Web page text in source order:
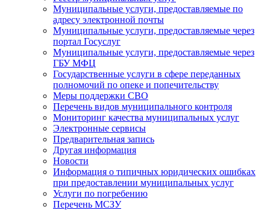
Муниципальные услуги, предоставляемые по
адресу электронной почты
Муниципальные услуги, предоставляемые через
портал Госуслуг
Муниципальные услуги, предоставляемые через
ГБУ МФЦ
Государственные услуги в сфере переданных
полномочий по опеке и попечительству
Меры поддержки СВО
Перечень видов муниципального контроля
Мониторинг качества муниципальных услуг
Электронные сервисы
Предварительная запись
Другая информация
Новости
Информация о типичных юридических ошибках
при предоставлении муниципальных услуг
Услуги по погребению
Перечень МСЗУ